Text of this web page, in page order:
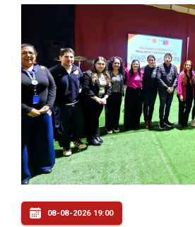
08-08-2026 19:00